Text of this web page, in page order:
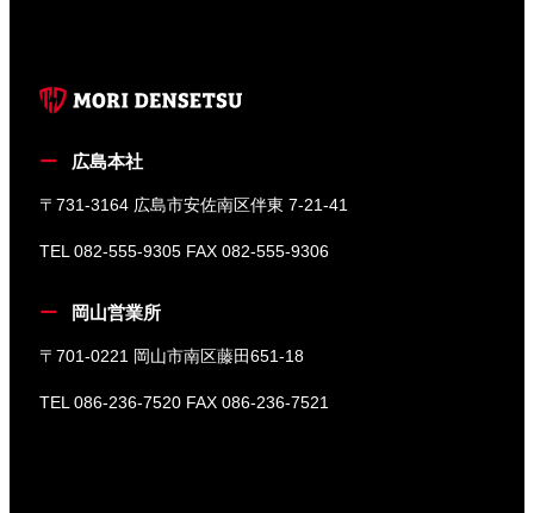
広島本社
〒731-3164 広島市安佐南区伴東 7-21-41
TEL 082-555-9305 FAX 082-555-9306
岡山営業所
〒701-0221 岡山市南区藤田651-18
TEL 086-236-7520 FAX 086-236-7521